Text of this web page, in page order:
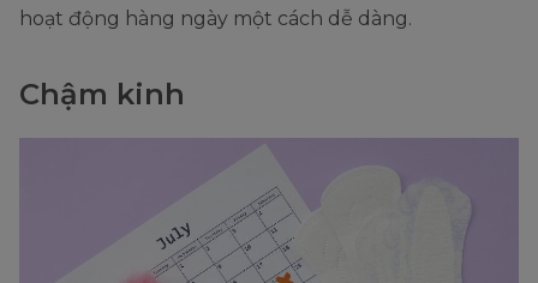
hoạt động hàng ngày một cách dễ dàng.
Chậm kinh